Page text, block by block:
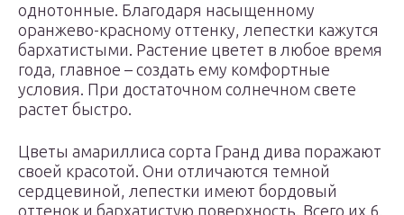
однотонные. Благодаря насыщенному
оранжево-красному оттенку, лепестки кажутся
бархатистыми. Растение цветет в любое время
года, главное – создать ему комфортные
условия. При достаточном солнечном свете
растет быстро.
Цветы амариллиса сорта Гранд дива поражают
своей красотой. Они отличаются темной
сердцевиной, лепестки имеют бордовый
оттенок и бархатистую поверхность. Всего их 6,